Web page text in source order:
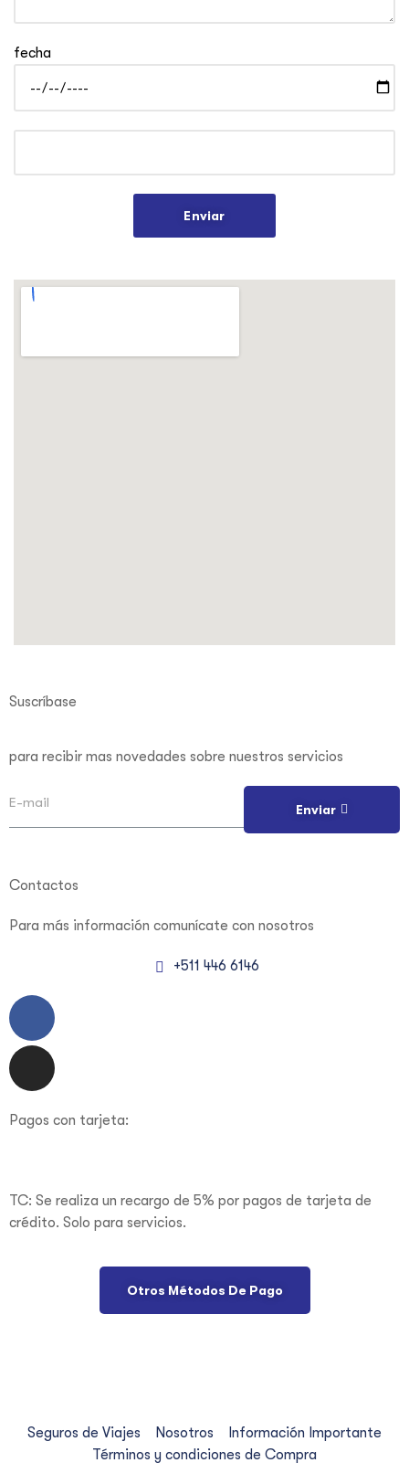
fecha
Enviar
Suscríbase
para recibir mas novedades sobre nuestros servicios
Enviar
Contactos
Para más información comunícate con nosotros
+511 446 6146
Pagos con tarjeta:
TC: Se realiza un recargo de 5% por pagos de tarjeta de
crédito. Solo para servicios.
Otros Métodos De Pago
Seguros de Viajes Nosotros
Información Importante
Términos y condiciones de Compra